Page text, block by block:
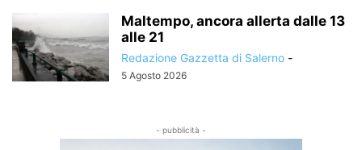
Maltempo, ancora allerta dalle 13
alle 21
Redazione Gazzetta di Salerno -
5 Agosto 2026
- pubblicità -